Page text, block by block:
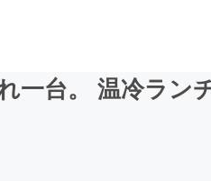
一台。 温冷ラン